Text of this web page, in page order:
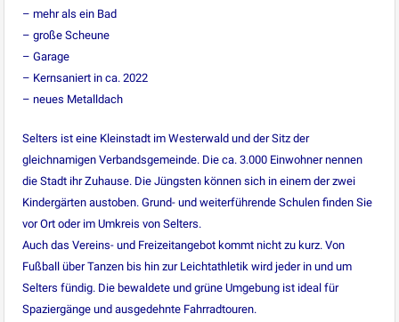
– mehr als ein Bad
– große Scheune
– Garage
– Kernsaniert in ca. 2022
– neues Metalldach
Selters ist eine Kleinstadt im Westerwald und der Sitz der
gleichnamigen Verbandsgemeinde. Die ca. 3.000 Einwohner nennen
die Stadt ihr Zuhause. Die Jüngsten können sich in einem der zwei
Kindergärten austoben. Grund- und weiterführende Schulen finden Sie
vor Ort oder im Umkreis von Selters.
Auch das Vereins- und Freizeitangebot kommt nicht zu kurz. Von
Fußball über Tanzen bis hin zur Leichtathletik wird jeder in und um
Selters fündig. Die bewaldete und grüne Umgebung ist ideal für
Spaziergänge und ausgedehnte Fahrradtouren.